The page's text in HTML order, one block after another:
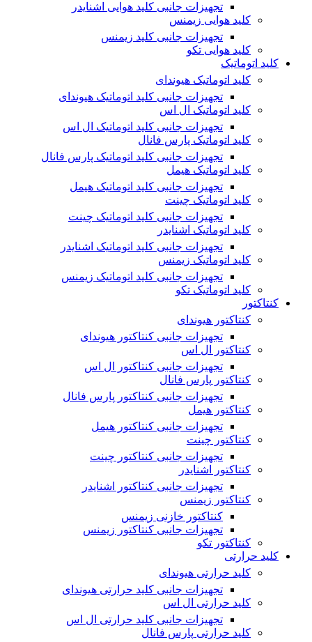
تجهیزات جانبی کلید هوایی اشنایدر
کلید هوایی زیمنس
تجهیزات جانبی کلید زیمنس
کلید هوایی تکو
کلید اتوماتیک
کلید اتوماتیک هیوندای
تجهیزات جانبی کلید اتوماتیک هیوندای
کلید اتوماتیک ال اس
تجهیزات جانبی کلید اتوماتیک ال اس
کلید اتوماتیک پارس فانال
تجهیزات جانبی کلید اتوماتیک پارس فانال
کلید اتوماتیک هیمل
تجهیزات جانبی کلید اتوماتیک هیمل
کلید اتوماتیک چینت
تجهیزات جانبی کلید اتوماتیک چینت
کلید اتوماتیک اشنایدر
تجهیزات جانبی کلید اتوماتیک اشنایدر
کلید اتوماتیک زیمنس
تجهیزات جانبی کلید اتوماتیک زیمنس
کلید اتوماتیک تکو
کنتاکتور
کنتاکتور هیوندای
تجهیزات جانبی کنتاکتور هیوندای
کنتاکتور ال اس
تجهیزات جانبی کنتاکتور ال اس
کنتاکتور پارس فانال
تجهیزات جانبی کنتاکتور پارس فانال
کنتاکتور هیمل
تجهیزات جانبی کنتاکتور هیمل
کنتاکتور چینت
تجهیزات جانبی کنتاکتور چینت
کنتاکتور اشنایدر
تجهیزات جانبی کنتاکتور اشنایدر
کنتاکتور زیمنس
کنتاکتور خازنی زیمنس
تجهیزات جانبی کنتاکتور زیمنس
کنتاکتور تکو
کلید حرارتی
کلید حرارتی هیوندای
تجهیزات جانبی کلید حرارتی هیوندای
کلید حرارتی ال اس
تجهیزات جانبی کلید حرارتی ال اس
کلید حرارتی پارس فانال